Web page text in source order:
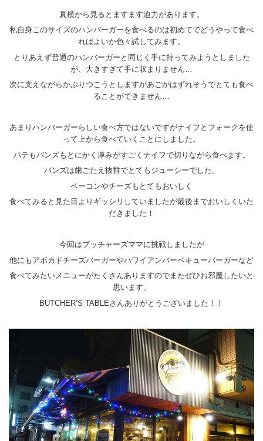
真横から見るとますます迫力があります。
私自身このサイズのハンバーガーを食べるのは初めてでどうやって食べ
ればよいか色々試してみます。
とりあえず普通のハンバーガーと同じく手に持ってみようとしました
が、大きすぎて手に収まりません…
次に支えながらかぶりつこうとしますがあごがはずれそうでとても食べ
ることができません…
あまりハンバーガーらしい食べ方ではないですがナイフとフォークを使
って上から食べていくことにしました。
パテもバンズもとにかく厚みがすごくナイフで切りながら食べます。
バンズは歯ごたえ抜群でとてもジューシーでした。
ベーコンやチーズもとてもおいしく
食べてみると見た目よりギッシリしていましたが最後までおいしくいた
だきました！
今回はブッチャーズママに挑戦しましたが
他にもアボカドチーズバーガーやハワイアンバーベキューバーガーなど
食べてみたいメニューがたくさんありますのでまたぜひお邪魔したいと
思います。
BUTCHER’S TABLEさんありがとうございました！！